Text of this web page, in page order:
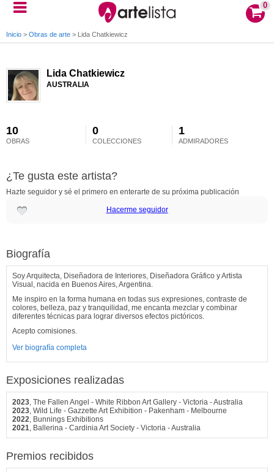
0
Inicio > Obras de arte > Lida Chatkiewicz
Lida Chatkiewicz
AUSTRALIA
10
OBRAS
0
COLECCIONES
1
ADMIRADORES
¿Te gusta este artista?
Hazte seguidor y sé el primero en enterarte de su próxima publicación
Hacerme seguidor
Biografía
Soy Arquitecta, Diseñadora de Interiores, Diseñadora Gráfico y Artista
Visual, nacida en Buenos Aires, Argentina.
Me inspiro en la forma humana en todas sus expresiones, contraste de
colores, belleza, paz y tranquilidad, me encanta mezclar y combinar
diferentes técnicas para lograr diversos efectos pictóricos.
Acepto comisiones.
Ver biografía completa
Exposiciones realizadas
2023, The Fallen Angel - White Ribbon Art Gallery - Victoria - Australia
2023, Wild Life - Gazzette Art Exhibition - Pakenham - Melbourne
2022, Bunnings Exhibitions
2021, Ballerina - Cardinia Art Society - Victoria - Australia
Premios recibidos